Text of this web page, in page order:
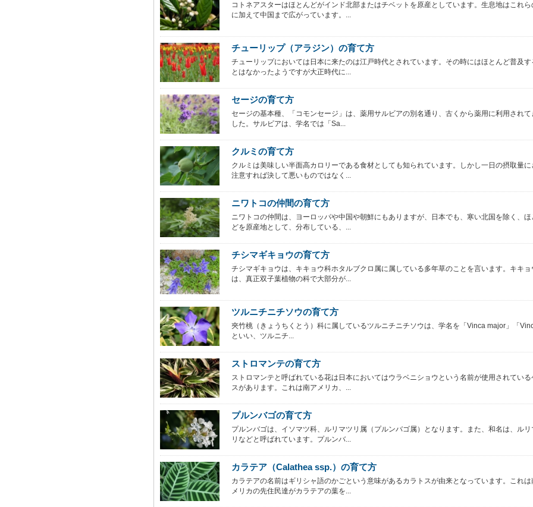
コトネアスターはほとんどがインド北部またはチベットを原産としています。生息地はこれら
に加えて中国まで広がっています。...
チューリップ（アラジン）の育て方
チューリップにおいては日本に来たのは江戸時代とされています。その時にはほとんど普及す
とはなかったようですが大正時代に...
セージの育て方
セージの基本種、「コモンセージ」は、薬用サルビアの別名通り、古くから薬用に利用されて
した。サルビアは、学名では「Sa...
クルミの育て方
クルミは美味しい半面高カロリーである食材としても知られています。しかし一日の摂取量に
注意すれば決して悪いものではなく...
ニワトコの仲間の育て方
ニワトコの仲間は、ヨーロッパや中国や朝鮮にもありますが、日本でも、寒い北国を除く、ほ
どを原産地として、分布している、...
チシマギキョウの育て方
チシマギキョウは、キキョウ科ホタルブクロ属に属している多年草のことを言います。キキョ
は、真正双子葉植物の科で大部分が...
ツルニチニチソウの育て方
夾竹桃（きょうちくとう）科に属しているツルニチニチソウは、学名を「Vinca major」「
といい、ツルニチ...
ストロマンテの育て方
ストロマンテと呼ばれている花は日本においてはウラベニショウという名前が使用されている
スがあります。これは南アメリカ、...
プルンバゴの育て方
プルンバゴは、イソマツ科、ルリマツリ属（プルンバゴ属）となります。また、和名は、ルリ
リなどと呼ばれています。プルンバ...
カラテア（Calathea ssp.）の育て方
カラテアの名前はギリシャ語のかごという意味があるカラトスが由来となっています。これは
メリカの先住民達がカラテアの葉を...